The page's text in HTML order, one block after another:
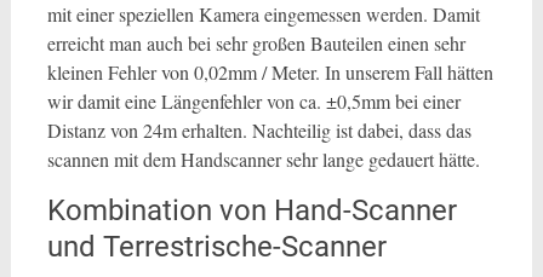
mit einer speziellen Kamera eingemessen werden. Damit
erreicht man auch bei sehr großen Bauteilen einen sehr
kleinen Fehler von 0,02mm / Meter. In unserem Fall hätten
wir damit eine Längenfehler von ca. ±0,5mm bei einer
Distanz von 24m erhalten. Nachteilig ist dabei, dass das
scannen mit dem Handscanner sehr lange gedauert hätte.
Kombination von Hand-Scanner
und Terrestrische-Scanner